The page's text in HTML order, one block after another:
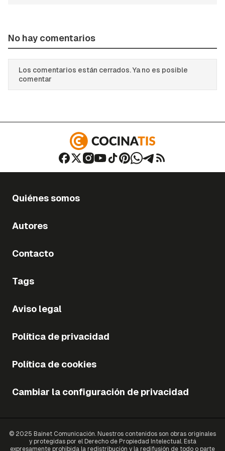
No hay comentarios
Los comentarios están cerrados. Ya no es posible
comentar
Quiénes somos
Autores
Contacto
Tags
Aviso legal
Política de privacidad
Política de cookies
Cambiar la configuración de privacidad
© 2025 Bainet Comunicación. Nuestros contenidos son obras originales
y protegidas por el Derecho de Propiedad Intelectual. Está
expresamente prohibida la redistribución y la redifusión de todo o parte